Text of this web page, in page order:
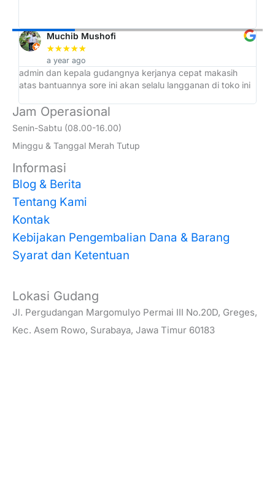
Muchib Mushofi
★★★★★
a year ago
admin dan kepala gudangnya kerjanya cepat makasih
atas bantuannya sore ini akan selalu langganan di toko ini
Jam Operasional
Senin-Sabtu (08.00-16.00)
Minggu & Tanggal Merah Tutup
Informasi
Blog & Berita
Tentang Kami
Kontak
Kebijakan Pengembalian Dana & Barang
Syarat dan Ketentuan
Lokasi Gudang
Jl. Pergudangan Margomulyo Permai III No.20D, Greges,
Kec. Asem Rowo, Surabaya, Jawa Timur 60183